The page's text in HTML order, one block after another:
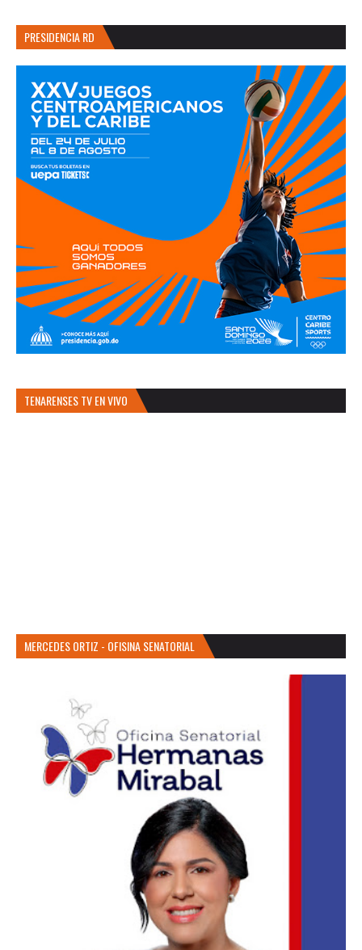
PRESIDENCIA RD
TENARENSES TV EN VIVO
MERCEDES ORTIZ - OFISINA SENATORIAL